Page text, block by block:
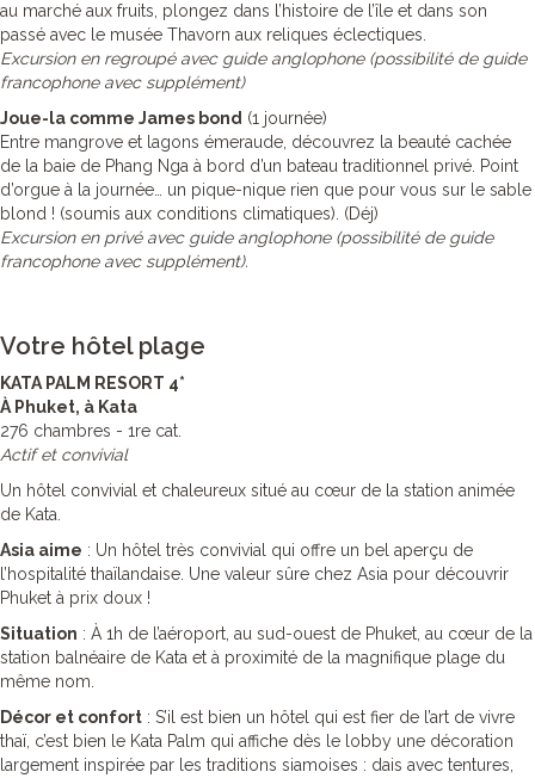
au marché aux fruits, plongez dans l’histoire de l’île et dans son
passé avec le musée Thavorn aux reliques éclectiques.
Excursion en regroupé avec guide anglophone (possibilité de guide
francophone avec supplément)
Joue-la comme James bond (1 journée)
Entre mangrove et lagons émeraude, découvrez la beauté cachée
de la baie de Phang Nga à bord d’un bateau traditionnel privé. Point
d’orgue à la journée… un pique-nique rien que pour vous sur le sable
blond ! (soumis aux conditions climatiques). (Déj)
Excursion en privé avec guide anglophone (possibilité de guide
francophone avec supplément).
Votre hôtel plage
KATA PALM RESORT 4*
À Phuket, à Kata
276 chambres - 1re cat.
Actif et convivial
Un hôtel convivial et chaleureux situé au cœur de la station animée
de Kata.
Asia aime : Un hôtel très convivial qui offre un bel aperçu de
l’hospitalité thaïlandaise. Une valeur sûre chez Asia pour découvrir
Phuket à prix doux !
Situation : À 1h de l’aéroport, au sud-ouest de Phuket, au cœur de la
station balnéaire de Kata et à proximité de la magnifique plage du
même nom.
Décor et confort : S’il est bien un hôtel qui est fier de l’art de vivre
thaï, c’est bien le Kata Palm qui affiche dès le lobby une décoration
largement inspirée par les traditions siamoises : dais avec tentures,